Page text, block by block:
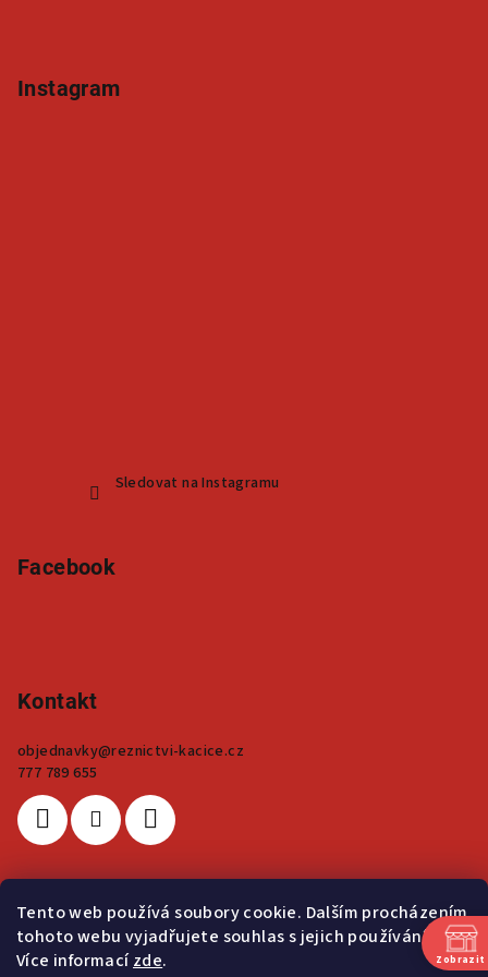
Tento web používá soubory cookie. Dalším procházením
tohoto webu vyjadřujete souhlas s jejich používáním..
Více informacízde.
Instagram
Sledovat na Instagramu
Facebook
Kontakt
objednavky@reznictvi-kacice.cz
777 789 655
Přijímáme online platby
Zobrazit